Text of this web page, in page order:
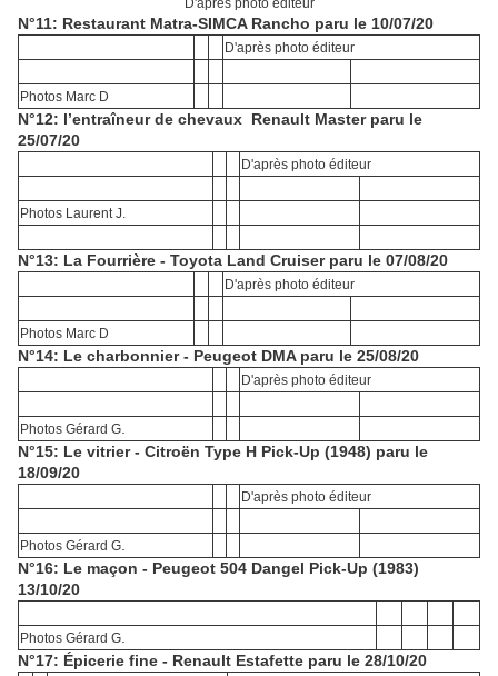
D'après photo éditeur
N°11: Restaurant Matra-SIMCA Rancho paru le 10/07/20
D'après photo éditeur
Photos Marc D
N°12: l’entraîneur de chevaux Renault Master paru le
25/07/20
D'après photo éditeur
Photos Laurent J.
N°13: La Fourrière - Toyota Land Cruiser paru le 07/08/20
D'après photo éditeur
Photos Marc D
N°14: Le charbonnier - Peugeot DMA paru le 25/08/20
D'après photo éditeur
Photos Gérard G
N°15: Le vitrier - Citroën Type H Pick-Up (1948) paru le
18/09/20
D'après photo éditeur
Photos Gérard G
N°16: Le maçon - Peugeot 504 Dangel Pick-Up (1983)
13/10/20
Photos Gérard G
N°17: Épicerie fine - Renault Estafette paru le 28/10/20